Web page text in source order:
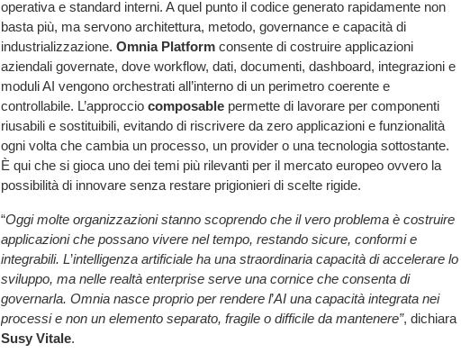
operativa e standard interni. A quel punto il codice generato rapidamente non
basta più, ma servono architettura, metodo, governance e capacità di
industrializzazione. Omnia Platform consente di costruire applicazioni
aziendali governate, dove workflow, dati, documenti, dashboard, integrazioni e
moduli AI vengono orchestrati all’interno di un perimetro coerente e
controllabile. L’approccio composable permette di lavorare per componenti
riusabili e sostituibili, evitando di riscrivere da zero applicazioni e funzionalità
ogni volta che cambia un processo, un provider o una tecnologia sottostante.
È qui che si gioca uno dei temi più rilevanti per il mercato europeo ovvero la
possibilità di innovare senza restare prigionieri di scelte rigide.
“Oggi molte organizzazioni stanno scoprendo che il vero problema è costruire
applicazioni che possano vivere nel tempo, restando sicure, conformi e
integrabili. L’intelligenza artificiale ha una straordinaria capacità di accelerare lo
sviluppo, ma nelle realtà enterprise serve una cornice che consenta di
governarla. Omnia nasce proprio per rendere l’AI una capacità integrata nei
processi e non un elemento separato, fragile o difficile da mantenere”, dichiara
Susy Vitale.